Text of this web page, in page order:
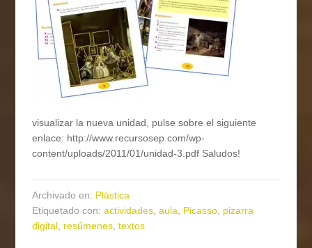
visualizar la nueva unidad, pulse sobre el siguiente
enlace: http://www.recursosep.com/wp-
content/uploads/2011/01/unidad-3.pdf Saludos!
Archivado en: Plástica
Etiquetado con:actividades,aula, Picasso, pizarra
digital, resúmenes,textos